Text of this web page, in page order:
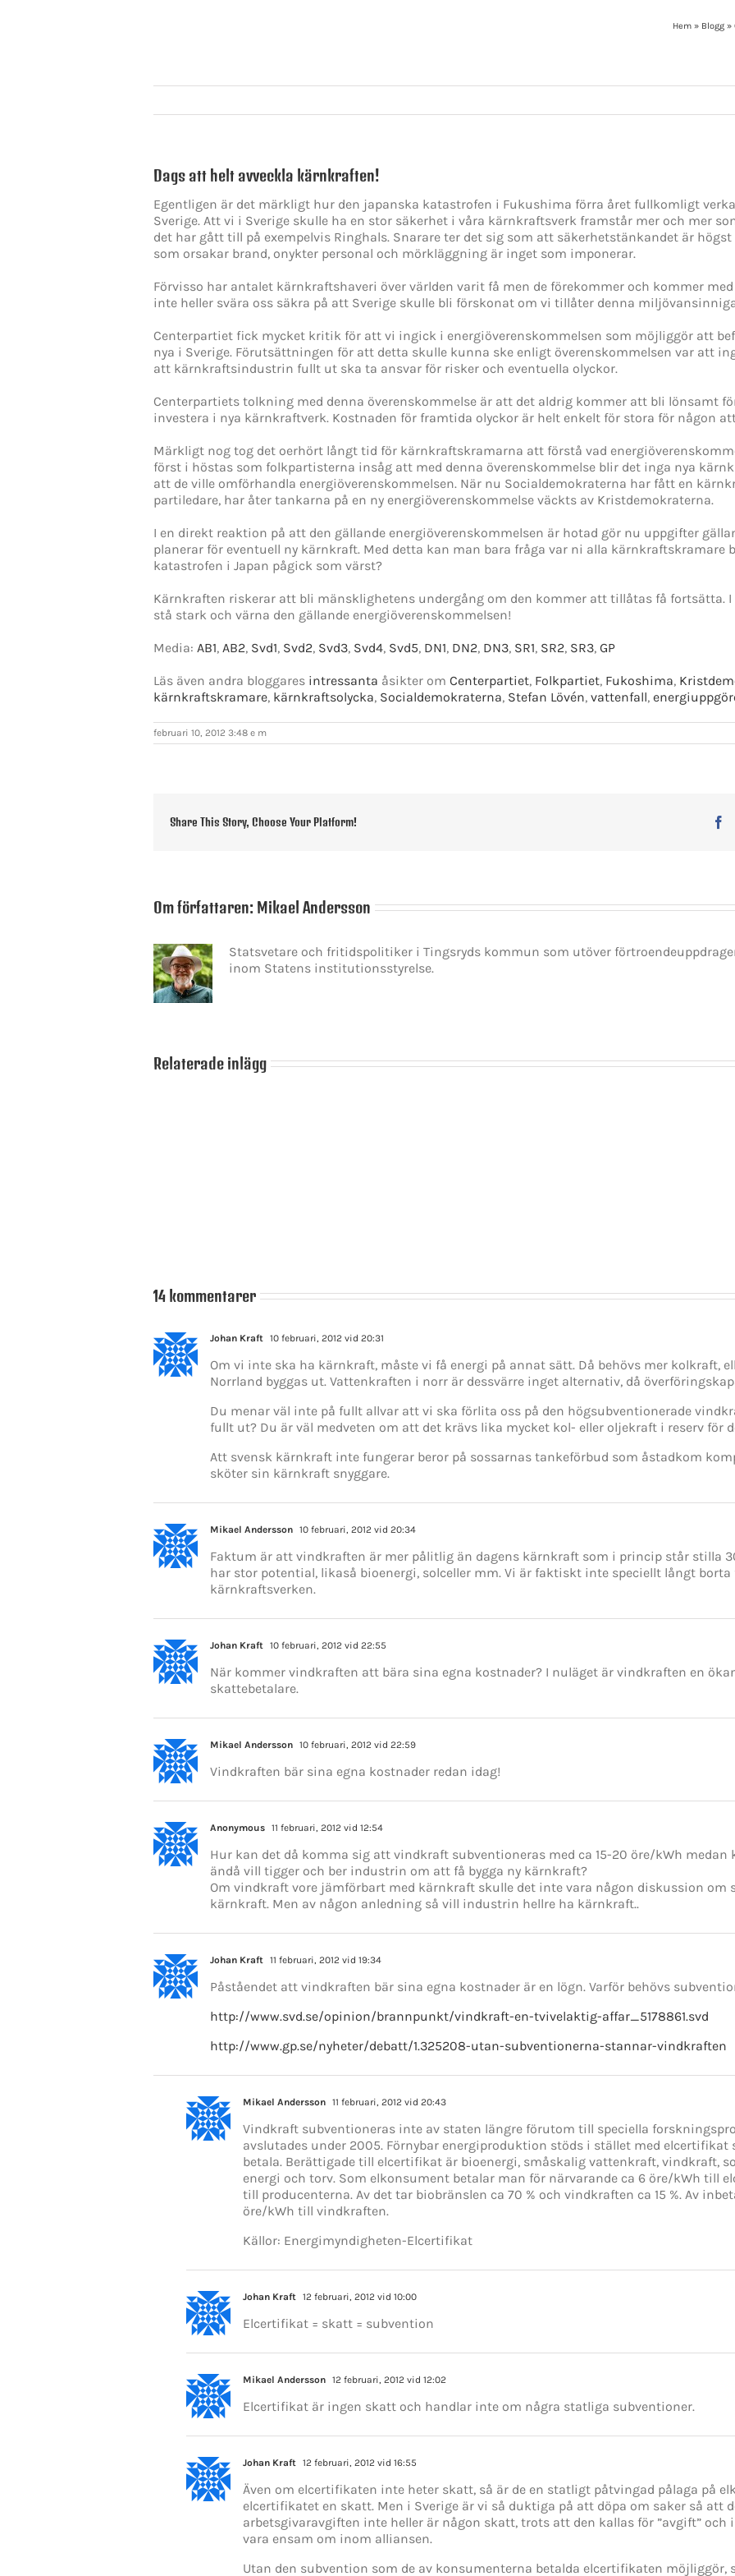
Hem » Blogg »
Dags att helt avveckla kärnkraften!
Egentligen är det märkligt hur den japanska katastrofen i Fukushima förra året fullkomligt
Sverige. Att vi i Sverige skulle ha en stor säkerhet i våra kärnkraftsverk framstår mer och mer
det har gått till på exempelvis Ringhals. Snarare ter det sig som att säkerhetstänkandet är
som orsakar brand, onykter personal och mörkläggning är inget som imponerar.
Förvisso har antalet kärnkraftshaveri över världen varit få men de förekommer och kommer
inte heller svära oss säkra på att Sverige skulle bli förskonat om vi tillåter denna
Centerpartiet fick mycket kritik för att vi ingick i energiöverenskommelsen som möjliggör att
nya i Sverige. Förutsättningen för att detta skulle kunna ske enligt överenskommelsen var att
att kärnkraftsindustrin fullt ut ska ta ansvar för risker och eventuella olyckor.
Centerpartiets tolkning med denna överenskommelse är att det aldrig kommer att bli lönsamt
investera i nya kärnkraftverk. Kostnaden för framtida olyckor är helt enkelt för stora för någon
Märkligt nog tog det oerhört långt tid för kärnkraftskramarna att förstå vad
först i höstas som folkpartisterna insåg att med denna överenskommelse blir det inga nya
att de ville omförhandla energiöverenskommelsen. När nu Socialdemokraterna har fått en
partiledare, har åter tankarna på en ny energiöverenskommelse väckts av Kristdemokraterna.
I en direkt reaktion på att den gällande energiöverenskommelsen är hotad gör nu uppgifter
planerar för eventuell ny kärnkraft. Med detta kan man bara fråga var ni alla kärnkraftskramare
katastrofen i Japan pågick som värst?
Kärnkraften riskerar att bli mänsklighetens undergång om den kommer att tillåtas få fortsätta. I
stå stark och värna den gällande energiöverenskommelsen!
Media: AB1, AB2, Svd1, Svd2, Svd3, Svd4, Svd5, DN1, DN2, DN3, SR1, SR2, SR3, GP
Läs även andra bloggares intressanta åsikter om Centerpartiet, Folkpartiet, Fukoshima,
kärnkraftskramare, kärnkraftsolycka, Socialdemokraterna, Stefan Lövén, vattenfall,
februari 10, 2012 3:48 e m
Share This Story, Choose Your Platform!
Om författaren: Mikael Andersson
Statsvetare och fritidspolitiker i Tingsryds kommun som utöver
inom Statens institutionsstyrelse.
Relaterade inlägg
14 kommentarer
Johan Kraft 10 februari, 2012 vid 20:31
Om vi inte ska ha kärnkraft, måste vi få energi på annat sätt. Då behövs mer kolkraft,
Norrland byggas ut. Vattenkraften i norr är dessvärre inget alternativ, då
Du menar väl inte på fullt allvar att vi ska förlita oss på den högsubventionerade
fullt ut? Du är väl medveten om att det krävs lika mycket kol- eller oljekraft i reserv för
Att svensk kärnkraft inte fungerar beror på sossarnas tankeförbud som åstadkom
sköter sin kärnkraft snyggare.
Mikael Andersson 10 februari, 2012 vid 20:34
Faktum är att vindkraften är mer pålitlig än dagens kärnkraft som i princip står stilla
har stor potential, likaså bioenergi, solceller mm. Vi är faktiskt inte speciellt långt
kärnkraftsverken.
Johan Kraft 10 februari, 2012 vid 22:55
När kommer vindkraften att bära sina egna kostnader? I nuläget är vindkraften en
skattebetalare.
Mikael Andersson 10 februari, 2012 vid 22:59
Vindkraften bär sina egna kostnader redan idag!
Anonymous 11 februari, 2012 vid 12:54
Hur kan det då komma sig att vindkraft subventioneras med ca 15-20 öre/kWh
ändå vill tigger och ber industrin om att få bygga ny kärnkraft?
Om vindkraft vore jämförbart med kärnkraft skulle det inte vara någon diskussion om
kärnkraft. Men av någon anledning så vill industrin hellre ha kärnkraft..
Johan Kraft 11 februari, 2012 vid 19:34
Påståendet att vindkraften bär sina egna kostnader är en lögn. Varför behövs
http://www.svd.se/opinion/brannpunkt/vindkraft-en-tvivelaktig-affar_5178861.svd
http://www.gp.se/nyheter/debatt/1.325208-utan-subventionerna-stannar-vindkraften
Mikael Andersson 11 februari, 2012 vid 20:43
Vindkraft subventioneras inte av staten längre förutom till speciella
avslutades under 2005. Förnybar energiproduktion stöds i stället med
betala. Berättigade till elcertifikat är bioenergi, småskalig vattenkraft, vindkraft,
energi och torv. Som elkonsument betalar man för närvarande ca 6 öre/kWh till
till producenterna. Av det tar biobränslen ca 70 % och vindkraften ca 15 %. Av
öre/kWh till vindkraften.
Källor: Energimyndigheten-Elcertifikat
Johan Kraft 12 februari, 2012 vid 10:00
Elcertifikat = skatt = subvention
Mikael Andersson 12 februari, 2012 vid 12:02
Elcertifikat är ingen skatt och handlar inte om några statliga subventioner.
Johan Kraft 12 februari, 2012 vid 16:55
Även om elcertifikaten inte heter skatt, så är de en statligt påtvingad pålaga på
elcertifikatet en skatt. Men i Sverige är vi så duktiga på att döpa om saker så att
arbetsgivaravgiften inte heller är någon skatt, trots att den kallas för ”avgift” och
vara ensam om inom alliansen.
Utan den subvention som de av konsumenterna betalda elcertifikaten möjliggör,